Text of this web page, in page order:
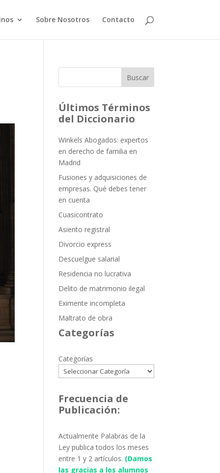
Sobre Nosotros Contacto
Buscar
Últimos Términos
del Diccionario
Winkels Abogados: expertos
en derecho de familia en
Madrid
Fusiones y adquisiciones de
empresas. Qué debes tener
en cuenta
Cuasicontrato
Asiento registral
Divorcio express
Descuelgue salarial
Residencia no lucrativa
Delito de matrimonio ilegal
Eximente incompleta
Maltrato de obra
Categorías
Categorías
Frecuencia de
Publicación:
Actualmente Palabras de la
Ley publica todos los meses
entre 1 y 2 artículos. (Damos
las gracias a los alumnos